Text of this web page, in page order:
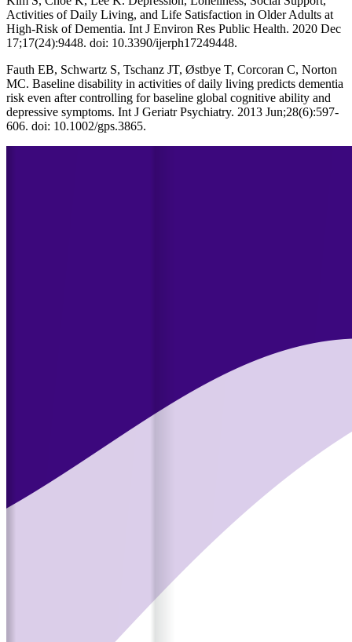
Activities of Daily Living, and Life Satisfaction in Older Adults at
High-Risk of Dementia. Int J Environ Res Public Health. 2020 Dec
17;17(24):9448. doi: 10.3390/ijerph17249448.
Fauth EB, Schwartz S, Tschanz JT, Østbye T, Corcoran C, Norton
MC. Baseline disability in activities of daily living predicts dementia
risk even after controlling for baseline global cognitive ability and
depressive symptoms. Int J Geriatr Psychiatry. 2013 Jun;28(6):597-
606. doi: 10.1002/gps.3865.